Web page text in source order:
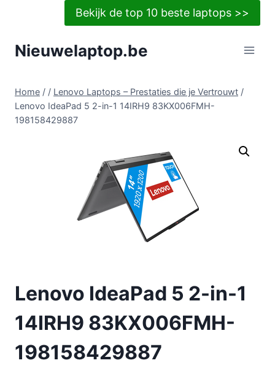
Bekijk de top 10 beste laptops >>
Nieuwelaptop.be
Home / / Lenovo Laptops – Prestaties die je Vertrouwt /
Lenovo IdeaPad 5 2-in-1 14IRH9 83KX006FMH-
198158429887
Lenovo IdeaPad 5 2-in-1
14IRH9 83KX006FMH-
198158429887